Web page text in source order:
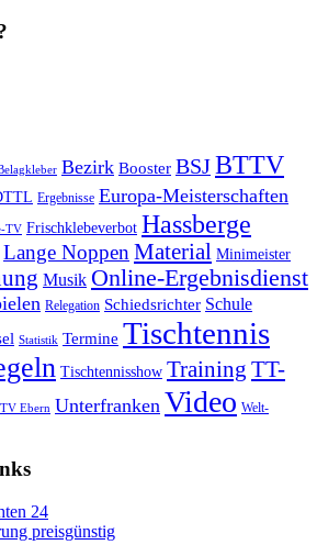
Bezirk Booster BSJBTTV
Ergebnisse Europa-Meisterschaften
TV Frischklebeverbot Hassberge
Lange NoppenMaterial Minimeister
Musik Online-Ergebnisdienst
Relegation Schiedsrichter Schule
Statistik Termine Tischtennis
Tischtennisshow Training TT-
TV Ebern Unterfranken Video Welt-
24
preisgünstig